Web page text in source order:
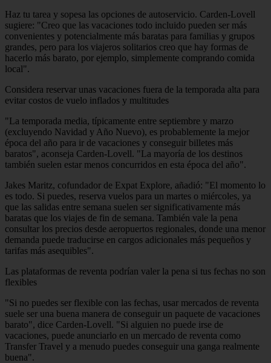
Haz tu tarea y sopesa las opciones de autoservicio. Carden-Lovell
sugiere: "Creo que las vacaciones todo incluido pueden ser más
convenientes y potencialmente más baratas para familias y grupos
grandes, pero para los viajeros solitarios creo que hay formas de
hacerlo más barato, por ejemplo, simplemente comprando comida
local".
Considera reservar unas vacaciones fuera de la temporada alta para
evitar costos de vuelo inflados y multitudes
"La temporada media, típicamente entre septiembre y marzo
(excluyendo Navidad y Año Nuevo), es probablemente la mejor
época del año para ir de vacaciones y conseguir billetes más
baratos", aconseja Carden-Lovell. "La mayoría de los destinos
también suelen estar menos concurridos en esta época del año".
Jakes Maritz, cofundador de Expat Explore, añadió: "El momento lo
es todo. Si puedes, reserva vuelos para un martes o miércoles, ya
que las salidas entre semana suelen ser significativamente más
baratas que los viajes de fin de semana. También vale la pena
consultar los precios desde aeropuertos regionales, donde una menor
demanda puede traducirse en cargos adicionales más pequeños y
tarifas más asequibles".
Las plataformas de reventa podrían valer la pena si tus fechas no son
flexibles
"Si no puedes ser flexible con las fechas, usar mercados de reventa
suele ser una buena manera de conseguir un paquete de vacaciones
barato", dice Carden-Lovell. "Si alguien no puede irse de
vacaciones, puede anunciarlo en un mercado de reventa como
Transfer Travel y a menudo puedes conseguir una ganga realmente
buena".